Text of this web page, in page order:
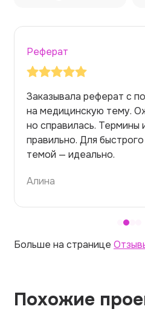
Реферат
Заказывала реферат с
на медицинскую тему.
но справилась. Термины
правильно. Для
темой — идеально.
Алина
Больше на странице
Похожие